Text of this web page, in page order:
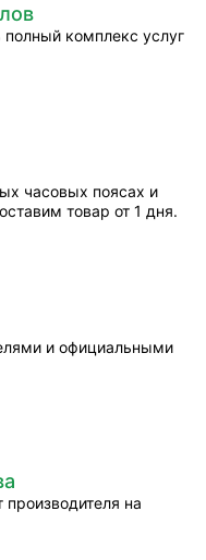
полный комплекс услуг
часовых поясах и
товар от 1 дня.
и официальными
на